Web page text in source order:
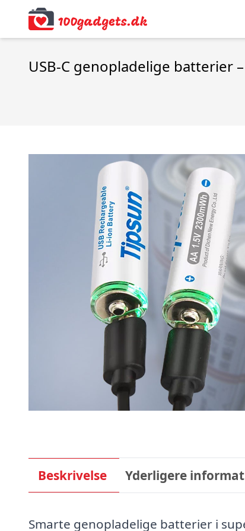
USB-C genopladelige batterier
Beskrivelse Yderligere
Smarte genopladelige batterier i